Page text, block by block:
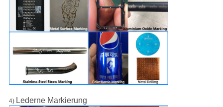
4) Lederne Markierung